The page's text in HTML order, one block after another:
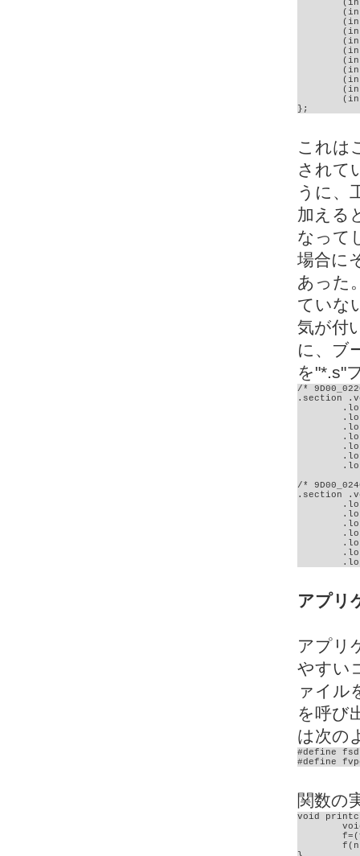
};
これは
されて
うに、
加える
なって
場合に
あった
ていな
気が付
に、ブ
を"*.s"
/*
.section
/*
.section
アプリ
アプリ
やすい
ァイル
を呼び
は次の
#define
#define
関数の
void